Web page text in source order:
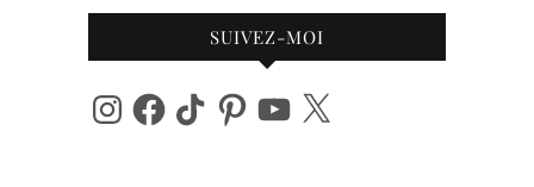
SUIVEZ-MOI
InstagramFacebook
TikTok PinterestYouTube
X